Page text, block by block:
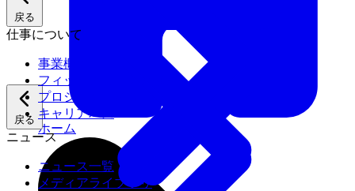
戻る
ニュース
ニュース一覧
メディアライブラリ
戻る
仕事について
事業概要
フィックスターズの強み
プロジェクト紹介
キャリアパス
ホーム